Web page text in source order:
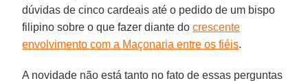
dúvidas de cinco cardeais até o pedido de um bispo
filipino sobre o que fazer diante docrescente
envolvimento com a Maçonaria entre os fiéis.
A novidade não está tanto no fato de essas perguntas